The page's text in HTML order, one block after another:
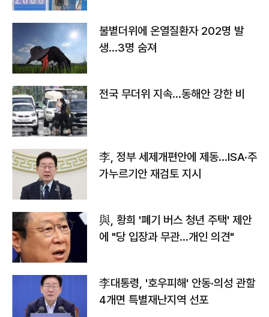
불볕더위에 온열질환자 202명 발
생…3명 숨져
전국 무더위 지속…동해안 강한 비
李, 정부 세제개편안에 제동…ISA·주
가누르기안 재검토 지시
與, 황희 '폐기 버스 청년 주택' 제안
에 "당 입장과 무관…개인 의견"
李대통령, '호우피해' 안동·의성 관할
4개면 특별재난지역 선포